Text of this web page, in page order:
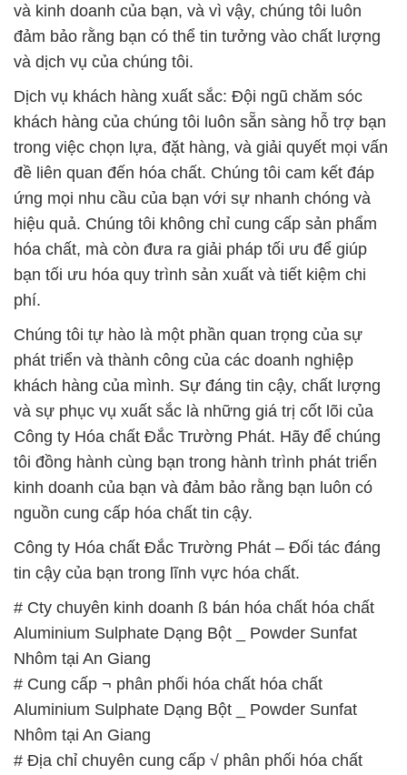
và kinh doanh của bạn, và vì vậy, chúng tôi luôn
đảm bảo rằng bạn có thể tin tưởng vào chất lượng
và dịch vụ của chúng tôi.
Dịch vụ khách hàng xuất sắc: Đội ngũ chăm sóc
khách hàng của chúng tôi luôn sẵn sàng hỗ trợ bạn
trong việc chọn lựa, đặt hàng, và giải quyết mọi vấn
đề liên quan đến hóa chất. Chúng tôi cam kết đáp
ứng mọi nhu cầu của bạn với sự nhanh chóng và
hiệu quả. Chúng tôi không chỉ cung cấp sản phẩm
hóa chất, mà còn đưa ra giải pháp tối ưu để giúp
bạn tối ưu hóa quy trình sản xuất và tiết kiệm chi
phí.
Chúng tôi tự hào là một phần quan trọng của sự
phát triển và thành công của các doanh nghiệp
khách hàng của mình. Sự đáng tin cậy, chất lượng
và sự phục vụ xuất sắc là những giá trị cốt lõi của
Công ty Hóa chất Đắc Trường Phát. Hãy để chúng
tôi đồng hành cùng bạn trong hành trình phát triển
kinh doanh của bạn và đảm bảo rằng bạn luôn có
nguồn cung cấp hóa chất tin cậy.
Công ty Hóa chất Đắc Trường Phát – Đối tác đáng
tin cậy của bạn trong lĩnh vực hóa chất.
# Cty chuyên kinh doanh ß bán hóa chất hóa chất
Aluminium Sulphate Dạng Bột _ Powder Sunfat
Nhôm tại An Giang
# Cung cấp ¬ phân phối hóa chất hóa chất
Aluminium Sulphate Dạng Bột _ Powder Sunfat
Nhôm tại An Giang
# Địa chỉ chuyên cung cấp √ phân phối hóa chất